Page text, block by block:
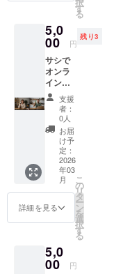
及び添
の食品
表示は
お届け
品のラ
ベルに
表記さ
れま
す。商
品開封
前には
必ずお
届けの
リター
ンに貼
付され
たラベ
ルや注
さい。
す
る
5,0
00 円
残り3
サシで
オンラ
イン飲
み会出
来る権
（90
分） 日
時：支
援者の
方と
メール
で日程
調整 場
所：オ
ンライ
ン
支援
者：
0人
お届
け予
定：
2026
年03
月
詳細を見る
こ
の
リ
タ
ー
ン
を
選
択
す
る
5,0
00 円